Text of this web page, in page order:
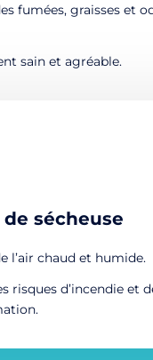
fumées, graisses et
sain et agréable.
sécheuse
l’air chaud et humide.
risques d’incendie et